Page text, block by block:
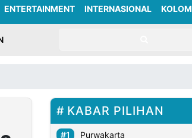
ENTERTAINMENT INTERNASIONAL KOLOM
KABAR PILIHAN
Purwakarta